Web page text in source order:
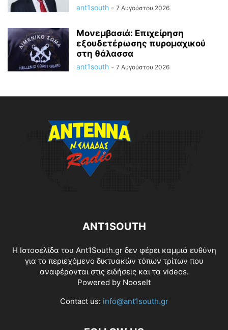
ant1south - 7 Αυγούστου 2026
Μονεμβασιά: Επιχείρηση
εξουδετέρωσης πυρομαχικού
στη θάλασσα
ant1south - 7 Αυγούστου 2026
ANT1SOUTH
Η Ιστοσελίδα του Ant1South.gr δεν φέρει καμμιά ευθύνη
για το περιεχόμενο δικτυακών τόπων τρίτων που
αναφέρονται στις ειδήσεις και τα videos.
Powered by NooseIt
Contact us: info@ant1south.gr